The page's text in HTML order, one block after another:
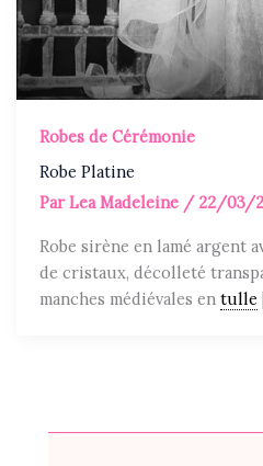
Robes de Cérémonie
Robe Platine
ParLea Madeleine / 22/03/
Robe sirène en lamé argent
de cristaux, décolleté
manches médiévales entulle